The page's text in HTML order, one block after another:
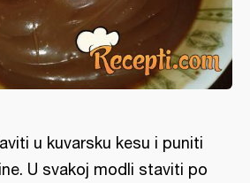
u kuvarsku kesu i puniti
U svakoj modli staviti po